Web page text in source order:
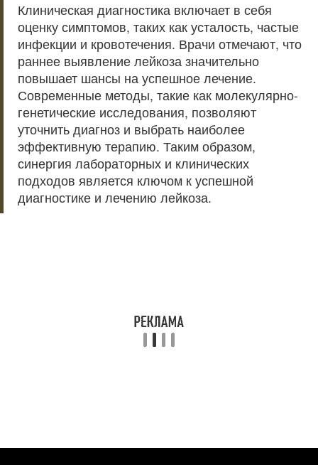
Клиническая диагностика включает в себя
оценку симптомов, таких как усталость, частые
инфекции и кровотечения. Врачи отмечают, что
раннее выявление лейкоза значительно
повышает шансы на успешное лечение.
Современные методы, такие как молекулярно-
генетические исследования, позволяют
уточнить диагноз и выбрать наиболее
эффективную терапию. Таким образом,
синергия лабораторных и клинических
подходов является ключом к успешной
диагностике и лечению лейкоза.